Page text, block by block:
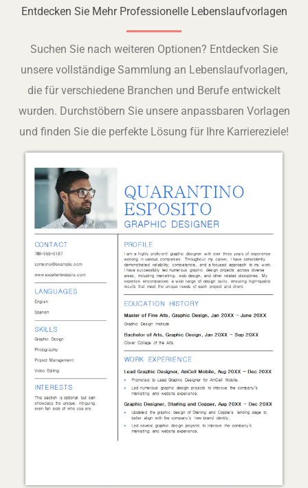
Entdecken Sie Mehr Professionelle Lebenslaufvorlagen
Suchen Sie nach weiteren Optionen? Entdecken Sie
unsere vollständige Sammlung an Lebenslaufvorlagen,
die für verschiedene Branchen und Berufe entwickelt
wurden. Durchstöbern Sie unsere anpassbaren Vorlagen
und finden Sie die perfekte Lösung für Ihre Karriereziele!